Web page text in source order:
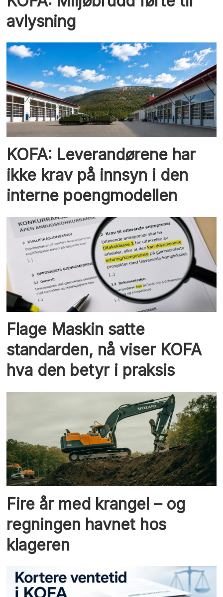
avlysning
KOFA: Leverandørene har
ikke krav på innsyn i den
interne poengmodellen
Flage Maskin satte
standarden, nå viser KOFA
hva den betyr i praksis
Fire år med krangel – og
regningen havnet hos
klageren